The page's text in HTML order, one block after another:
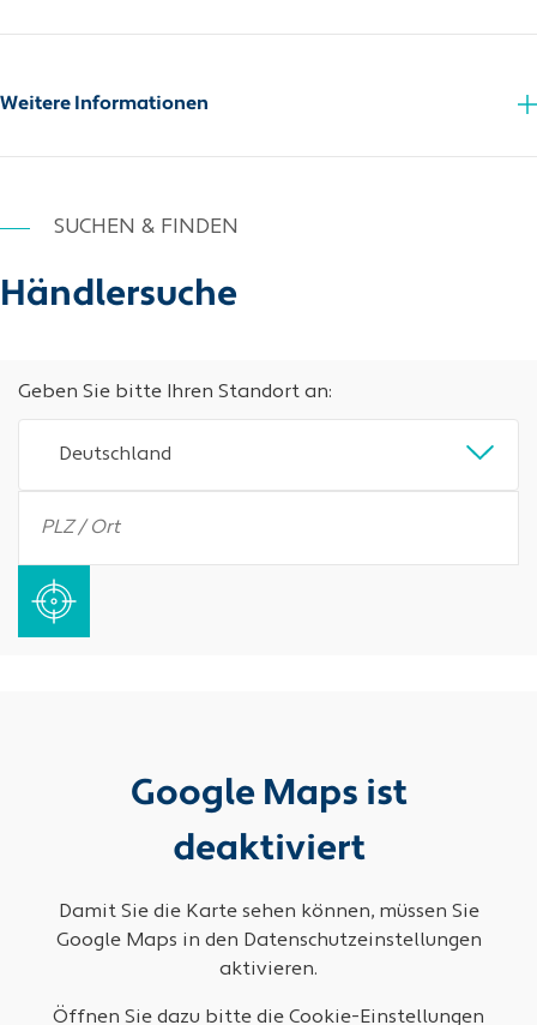
Technisches Datenblatt Zusatzinfo_PDF
Weitere Informationen
SUCHEN & FINDEN
Händlersuche
Geben Sie bitte Ihren Standort an:
Deutschland
Google Maps ist
deaktiviert
Damit Sie die Karte sehen können, müssen Sie
Google Maps in den Datenschutzeinstellungen
aktivieren.
Öffnen Sie dazu bitte die Cookie-Einstellungen